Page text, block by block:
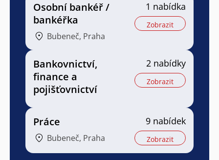
Osobní bankéř /
bankéřka
Bubeneč, Praha
1 nabídka
Zobrazit
Bankovnictví,
finance a
pojišťovnictví
2 nabídky
Zobrazit
Práce
Bubeneč, Praha
9 nabídek
Zobrazit